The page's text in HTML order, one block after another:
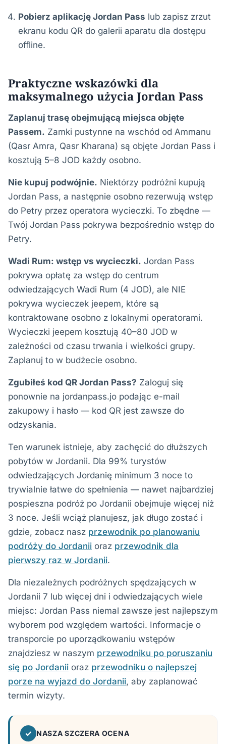
Pobierz aplikację Jordan Pass lub zapisz zrzut
ekranu kodu QR do galerii aparatu dla dostępu
offline.
Praktyczne wskazówki dla
maksymalnego użycia Jordan Pass
Zaplanuj trasę obejmującą miejsca objęte
Passem. Zamki pustynne na wschód od Ammanu
(Qasr Amra, Qasr Kharana) są objęte Jordan Pass i
kosztują 5–8 JOD każdy osobno.
Nie kupuj podwójnie. Niektórzy podróżni kupują
Jordan Pass, a następnie osobno rezerwują wstęp
do Petry przez operatora wycieczki. To zbędne —
Twój Jordan Pass pokrywa bezpośrednio wstęp do
Petry.
Wadi Rum: wstęp vs wycieczki. Jordan Pass
pokrywa opłatę za wstęp do centrum
odwiedzających Wadi Rum (4 JOD), ale NIE
pokrywa wycieczek jeepem, które są
kontraktowane osobno z lokalnymi operatorami.
Wycieczki jeepem kosztują 40–80 JOD w
zależności od czasu trwania i wielkości grupy.
Zaplanuj to w budżecie osobno.
Zgubiłeś kod QR Jordan Pass? Zaloguj się
ponownie na jordanpass.jo podając e-mail
zakupowy i hasło — kod QR jest zawsze do
odzyskania.
Ten warunek istnieje, aby zachęcić do dłuższych
pobytów w Jordanii. Dla 99% turystów
odwiedzających Jordanię minimum 3 noce to
trywialnie łatwe do spełnienia — nawet najbardziej
pospieszna podróż po Jordanii obejmuje więcej niż
3 noce. Jeśli wciąż planujesz, jak długo zostać i
gdzie, zobacz nasz przewodnik po planowaniu
podróży do Jordanii oraz przewodnik dla
pierwszy raz w Jordanii.
Dla niezależnych podróżnych spędzających w
Jordanii 7 lub więcej dni i odwiedzających wiele
miejsc: Jordan Pass niemal zawsze jest najlepszym
wyborem pod względem wartości. Informacje o
transporcie po uporządkowaniu wstępów
znajdziesz w naszym przewodniku po poruszaniu
się po Jordanii oraz przewodniku o najlepszej
porze na wyjazd do Jordanii, aby zaplanować
termin wizyty.
✓ NASZA SZCZERA OCENA